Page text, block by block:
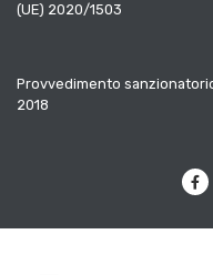
(UE) 2020/1503
Provvedimento
2018